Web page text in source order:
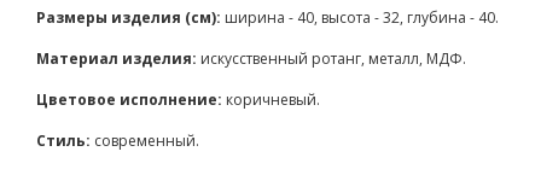
Размеры изделия (см): ширина - 40, высота - 32, глубина - 40.
Материал изделия: искусственный ротанг, металл, МДФ.
Цветовое исполнение: коричневый.
Стиль: современный.